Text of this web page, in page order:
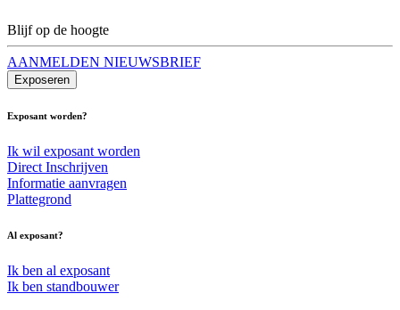
Blijf op de hoogte
AANMELDEN NIEUWSBRIEF
Exposeren
Exposant worden?
Ik wil exposant worden
Direct Inschrijven
Informatie aanvragen
Plattegrond
Al exposant?
Ik ben al exposant
Ik ben standbouwer